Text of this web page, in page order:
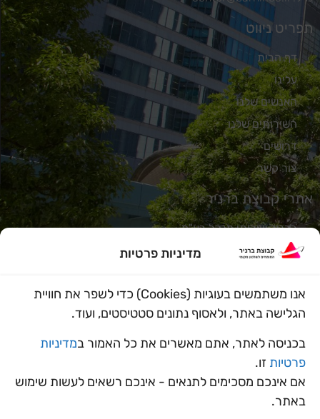
מדיניות פרטיות
אנו משתמשים בעוגיות (Cookies) כדי לשפר את חוויית
הגלישה באתר, ולאסוף נתונים סטטיסטים, ועוד.
בכניסה לאתר, אתם מאשרים את כל האמור במדיניות
פרטיות זו.
אם אינכם מסכימים לתנאים - אינכם רשאים לעשות שימוש
באתר.
תפריט ניווט
דף הבית
עלינו
האנשים שלנו
השירותים שלנו
דרושים
צור קשר
אתרי קבוצת ברניר
ברניר שירותי מנהל בע"מ
אורבניקס
מידד הלוי
מוניטק
משו"ב